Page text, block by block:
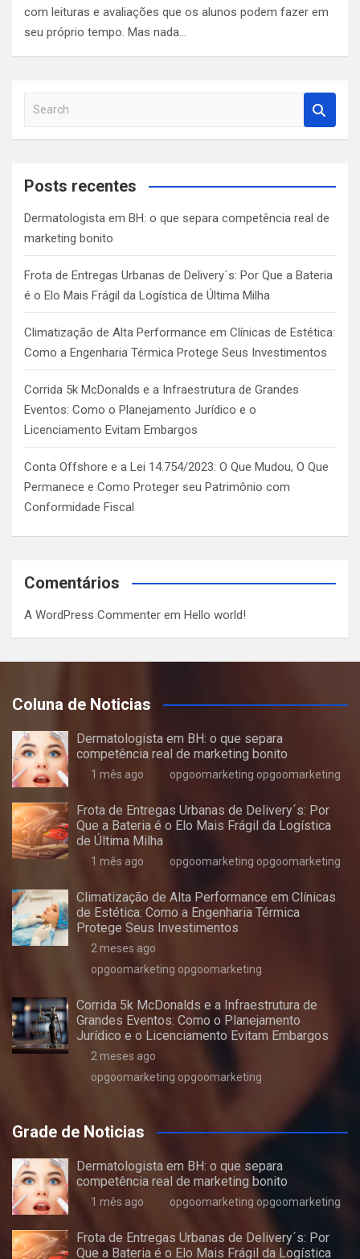
com leituras e avaliações que os alunos podem fazer em
seu próprio tempo. Mas nada…
a
c
Posts recentes
Dermatologista em BH: o que separa competência real de
marketing bonito
Frota de Entregas Urbanas de Delivery´s: Por Que a Bateria
é o Elo Mais Frágil da Logística de Última Milha
Climatização de Alta Performance em Clínicas de Estética:
Como a Engenharia Térmica Protege Seus Investimentos
Corrida 5k McDonalds e a Infraestrutura de Grandes
Eventos: Como o Planejamento Jurídico e o
Licenciamento Evitam Embargos
Conta Offshore e a Lei 14.754/2023: O Que Mudou, O Que
Permanece e Como Proteger seu Patrimônio com
Conformidade Fiscal
Comentários
A WordPress Commenter em Hello world!
Coluna de Noticias
Dermatologista em BH: o que separa
competência real de marketing bonito
1 mês ago opgoomarketing opgoomarketing
Frota de Entregas Urbanas de Delivery´s: Por
Que a Bateria é o Elo Mais Frágil da Logística
de Última Milha
1 mês ago opgoomarketing opgoomarketing
Climatização de Alta Performance em Clínicas
de Estética: Como a Engenharia Térmica
Protege Seus Investimentos
2 meses ago
opgoomarketing opgoomarketing
Corrida 5k McDonalds e a Infraestrutura de
Grandes Eventos: Como o Planejamento
Jurídico e o Licenciamento Evitam Embargos
2 meses ago
opgoomarketing opgoomarketing
Grade de Noticias
Dermatologista em BH: o que separa
competência real de marketing bonito
1 mês ago opgoomarketing opgoomarketing
Frota de Entregas Urbanas de Delivery´s: Por
Que a Bateria é o Elo Mais Frágil da Logística